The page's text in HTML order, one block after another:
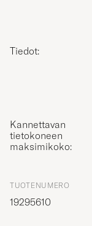
Tiedot:
Kannettavan
tietokoneen
maksimikoko:
TUOTENUMERO
19295610